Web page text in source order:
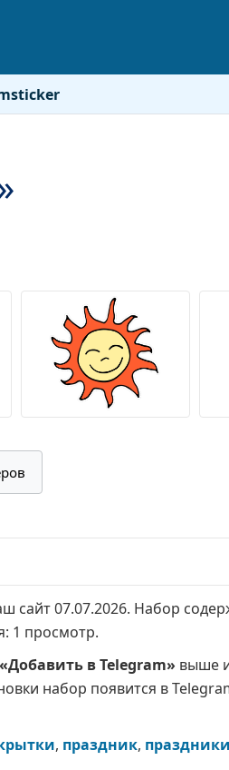
сайт 07.07.2026. Набор
1 просмотр.
«Добавить в Telegram» выше
набор появится в
, праздник, праздники